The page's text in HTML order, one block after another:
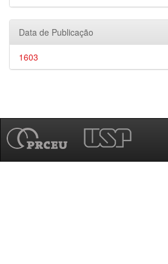
Data de Publicação
1603